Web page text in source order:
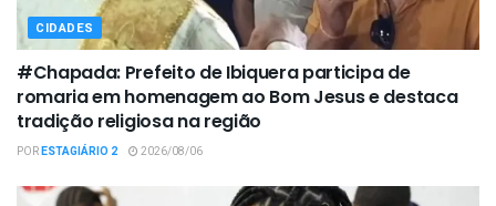
CIDADES
#Chapada: Prefeito de Ibiquera participa de
romaria em homenagem ao Bom Jesus e destaca
tradição religiosa na região
PORESTAGIÁRIO 2 2026/08/06